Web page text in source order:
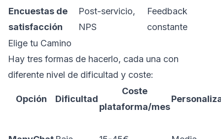
Encuestas de
satisfacción
Post-servicio,
NPS
Feedback
constante
Elige tu Camino
Hay tres formas de hacerlo, cada una con
diferente nivel de dificultad y coste:
Opción Dificultad
Coste
plataforma/mes